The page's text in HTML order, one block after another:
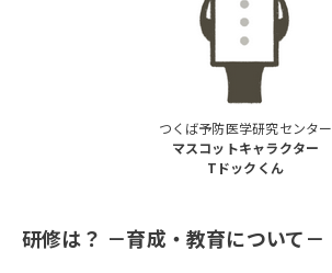
つくば予防医学研究センター
マスコットキャラクター
Tドックくん
研修は？ －育成・教育について－